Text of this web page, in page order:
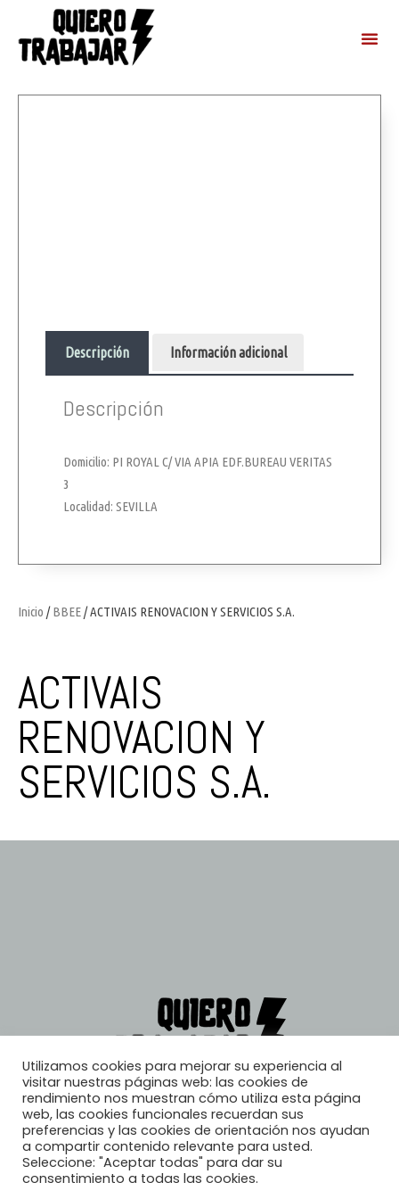
Inicio /BBEE/ ACTIVAIS RENOVACION Y SERVICIOS S.A.
ACTIVAIS
RENOVACION Y
SERVICIOS S.A.
Descripción Información adicional
Descripción
Domicilio: PI ROYAL C/ VIA APIA EDF.BUREAU VERITAS
3
Localidad: SEVILLA
Utilizamos cookies para mejorar su experiencia al
visitar nuestras páginas web: las cookies de
rendimiento nos muestran cómo utiliza esta página
web, las cookies funcionales recuerdan sus
preferencias y las cookies de orientación nos ayudan
a compartir contenido relevante para usted.
Seleccione: "Aceptar todas" para dar su
consentimiento a todas las cookies.